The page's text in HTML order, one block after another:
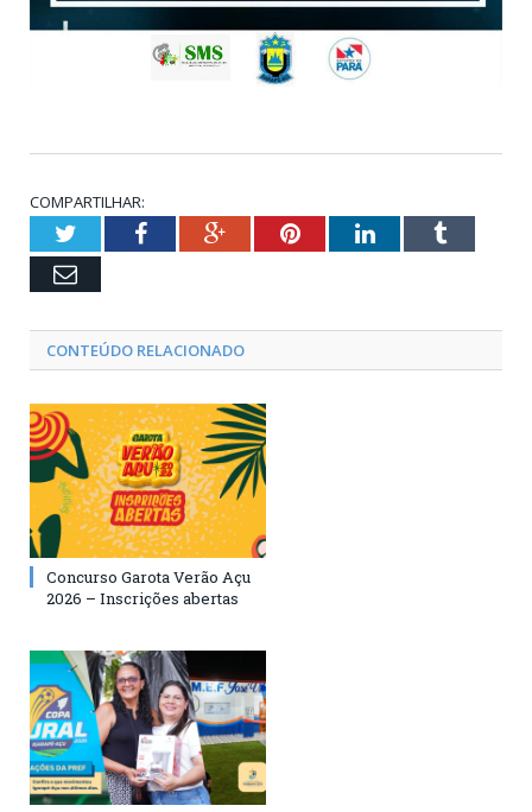
COMPARTILHAR:
TwitterFacebookGoogle+PinterestLinkedInTumblr
Email
CONTEÚDO RELACIONADO
Concurso Garota Verão Açu
2026 – Inscrições abertas